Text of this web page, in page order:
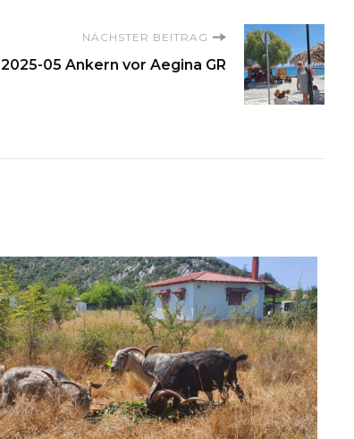
NÄCHSTER BEITRAG
2025-05 Ankern vor Aegina GR